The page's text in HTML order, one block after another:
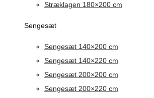
Stræklagen 180×200 cm
Sengesæt
Sengesæt 140×200 cm
Sengesæt 140×220 cm
Sengesæt 200×200 cm
Sengesæt 200×220 cm